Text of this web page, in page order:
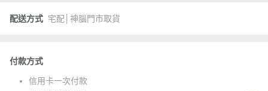
配送方式 宅配│神腦門市取貨
付款方式
信用卡一次付款